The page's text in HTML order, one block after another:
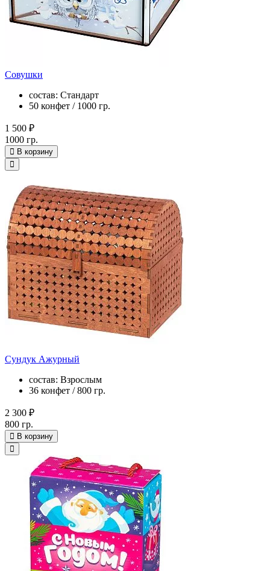
Совушки
состав: Стандарт
50 конфет / 1000 гр.
1 500 ₽
1000 гр.
В корзину
Сундук Ажурный
состав: Взрослым
36 конфет / 800 гр.
2 300 ₽
800 гр.
В корзину